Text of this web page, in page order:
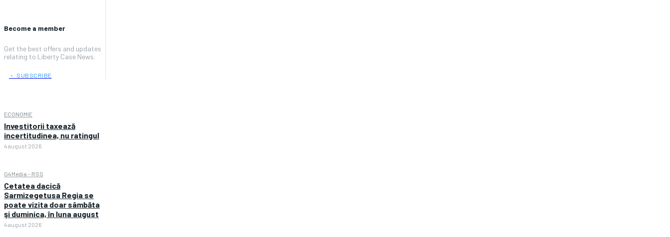
Become a member
Get the best offers and updates
relating to Liberty Case News.
﹢ SUBSCRIBE
ECONOMIE
Investitorii taxează
incertitudinea, nu ratingul
4 august 2026
G4Media - RSS
Cetatea dacică
Sarmizegetusa Regia se
poate vizita doar sâmbăta
şi duminica, în luna august
4 august 2026